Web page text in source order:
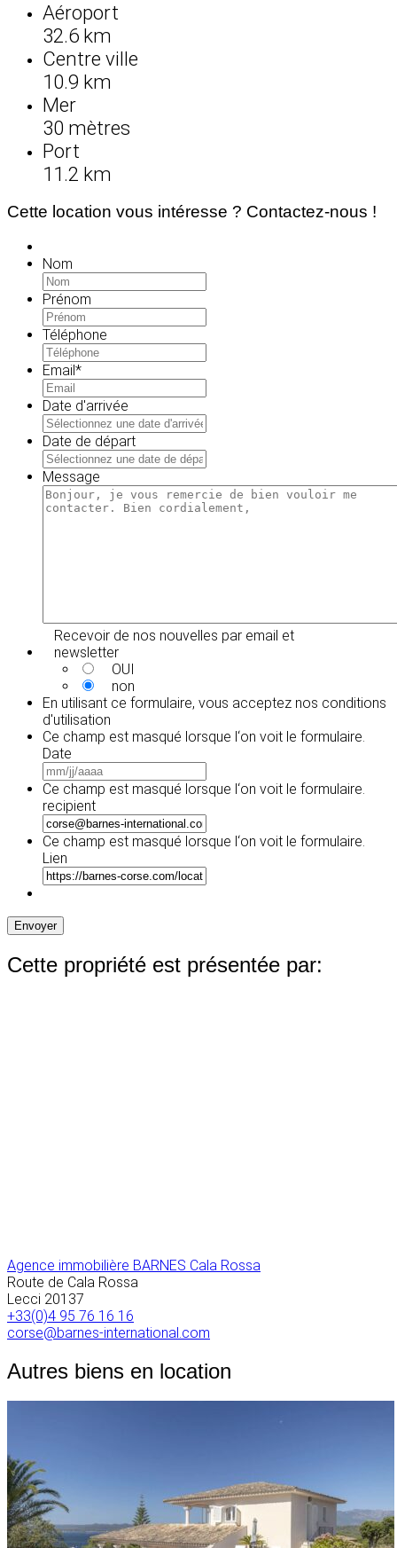
Aéroport
32.6 km
Centre ville
10.9 km
Mer
30 mètres
Port
11.2 km
Cette location vous intéresse ? Contactez-nous !
Nom
Prénom
Téléphone
Email*
Date d'arrivée
JJ
slash
AAAA
Date de départ
JJ
slash
Message
Recevoir de nos nouvelles par email et
newsletter
OUI
non
En utilisant ce formulaire, vous acceptez nos conditions
d'utilisation
Ce champ est masqué lorsque l‘on voit le formulaire.
Date
slash
slash
AAAA
Ce champ est masqué lorsque l‘on voit le formulaire.
recipient
Ce champ est masqué lorsque l‘on voit le formulaire.
Lien
Envoyer
Cette propriété est présentée par:
Agence immobilière BARNES Cala Rossa
Route de Cala Rossa
Lecci 20137
+33(0)4 95 76 16 16
corse@barnes-international.com
Autres biens en location